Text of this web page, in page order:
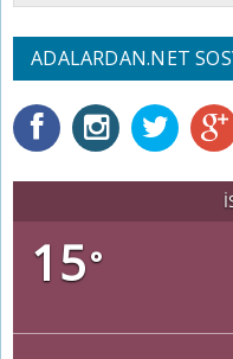
ADALARDAN.NET
15°